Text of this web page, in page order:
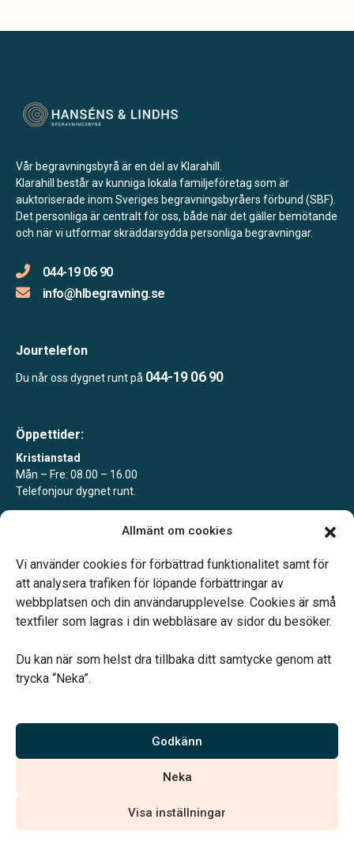
Allmänt om cookies
Vi använder cookies för förbättrad funktionalitet samt för
att analysera trafiken för löpande förbättringar av
webbplatsen och din användarupplevelse. Cookies är små
textfiler som lagras i din webbläsare av sidor du besöker.
Du kan när som helst dra tillbaka ditt samtycke genom att
trycka “Neka”.
Godkänn
Neka
Visa inställningar
Vår begravningsbyrå är en del av Klarahill.
Klarahill består av kunniga lokala familjeföretag som är
auktoriserade inom Sveriges begravningsbyråers förbund (SBF).
Det personliga är centralt för oss, både när det gäller bemötande
och när vi utformar skräddarsydda personliga begravningar.
044-19 06 90
info@hlbegravning.se
Jourtelefon
Du når oss dygnet runt på 044-19 06 90
Öppettider:
Kristianstad
Mån – Fre: 08.00 – 16.00
Telefonjour dygnet runt.
Telefonjour dygnet runt.
Vårt systerbolag Verahill hjälper dig med familjejuridiken –
Vi är auktoriserade av Sveriges Begravningsbyråers Förbund och
har högt ställda krav på utbildning, kvalitet, miljö och arbetsmiljö.